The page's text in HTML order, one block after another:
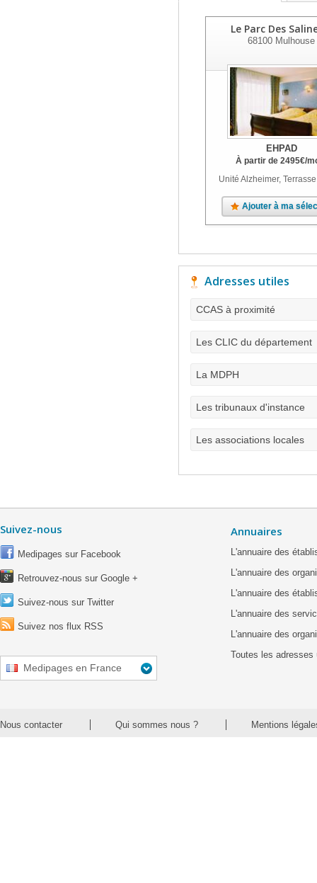
Le Parc Des
68100 Mulhouse
EHPAD
À partir de 2495€/
Unité Alzheimer,
Ajouter à ma
Adresses utiles
CCAS à proximité
Les CLIC du département
La MDPH
Les tribunaux d'instance
Les associations locales
Suivez-nous
Medipages sur Facebook
Retrouvez-nous sur Google +
Suivez-nous sur Twitter
Suivez nos flux RSS
Medipages en France
Annuaires
L'annuaire des
L'annuaire des
L'annuaire des
L'annuaire des
L'annuaire des
Toutes les adresses
Nous contacter Qui sommes nous ? Mentions